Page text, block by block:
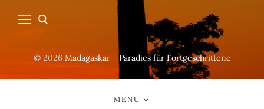
© 2026 Madagaskar - Paradies für Fortgeschrittene
MENU